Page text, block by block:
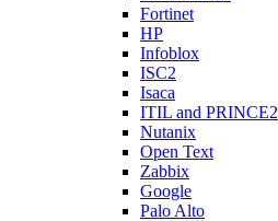
Fortinet
HP
Infoblox
ISC2
Isaca
ITIL and PRINCE2
Nutanix
Open Text
Zabbix
Google
Palo Alto